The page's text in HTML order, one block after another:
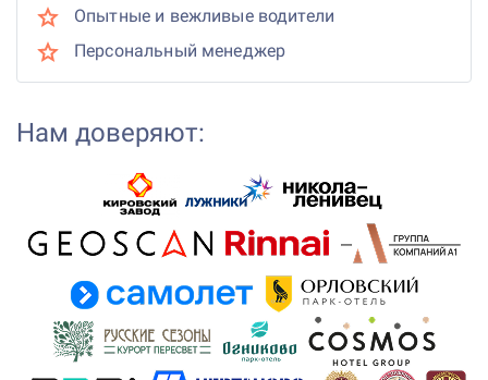
Опытные и вежливые водители
Персональный менеджер
Нам доверяют: